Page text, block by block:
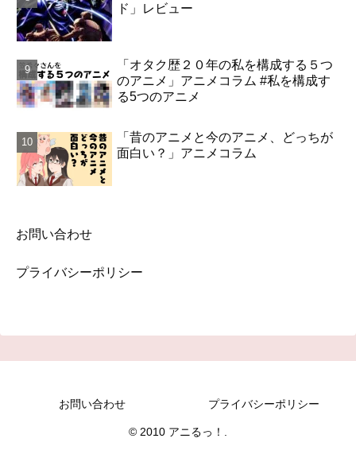
ド」レビュー
「オタク歴２０年の私を構成する５つ
のアニメ」アニメコラム #私を構成す
る5つのアニメ
「昔のアニメと今のアニメ、どっちが
面白い？」アニメコラム
お問い合わせ
プライバシーポリシー
お問い合わせ プライバシーポリシー
© 2010 アニるっ！.